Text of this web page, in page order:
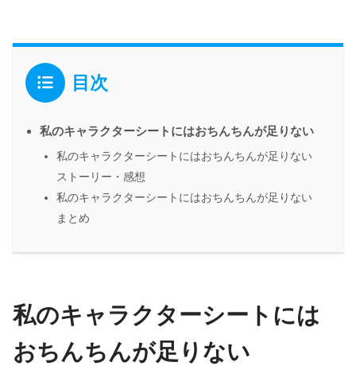
目次
私のキャラクターシートにはおちんちんが足りない
私のキャラクターシートにはおちんちんが足りない
ストーリー・感想
私のキャラクターシートにはおちんちんが足りない
まとめ
私のキャラクターシートには
おちんちんが足りない